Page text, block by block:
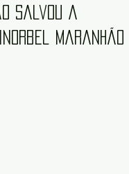
salvou a
Maranhão
de 5 estrelas.